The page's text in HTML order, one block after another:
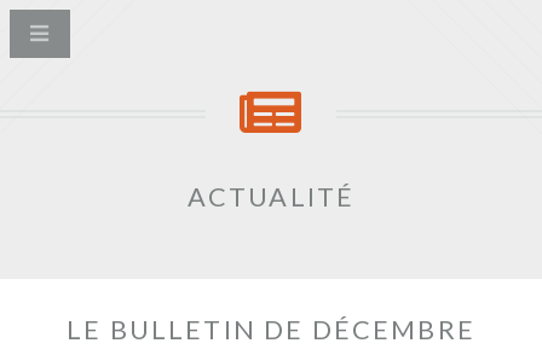
ACTUALITÉ
LE BULLETIN DE DÉCEMBRE